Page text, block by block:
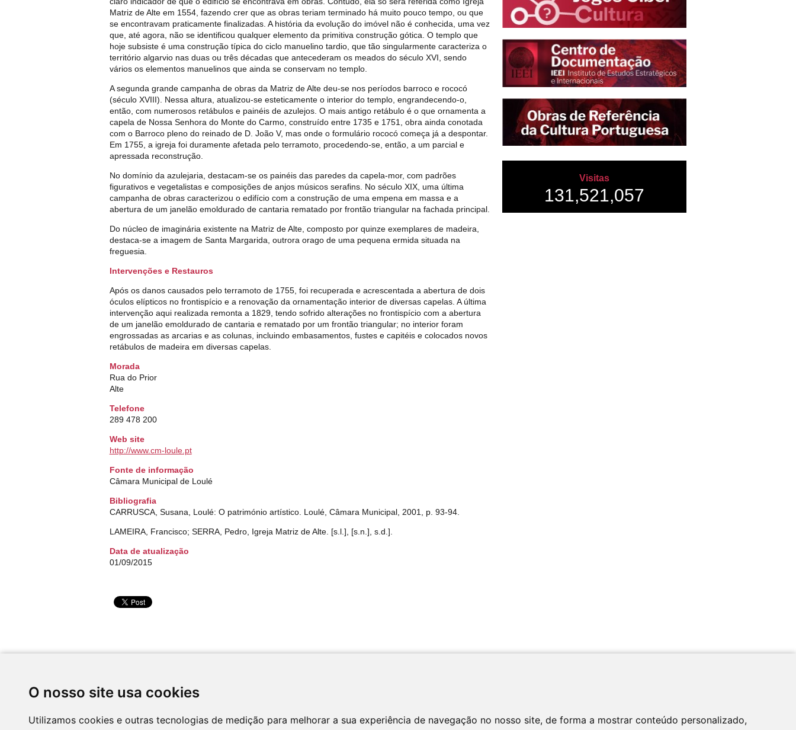
O nosso site usa cookies
Utilizamos cookies e outras tecnologias de medição para melhorar a sua experiência de navegação no nosso site, de forma a mostrar conteúdo personalizado,
Matriz de Alte em 1554, fazendo crer que as obras teriam terminado há muito pouco tempo, ou que
se encontravam praticamente finalizadas. A história da evolução do imóvel não é conhecida, uma vez
que, até agora, não se identificou qualquer elemento da primitiva construção gótica. O templo que
hoje subsiste é uma construção típica do ciclo manuelino tardio, que tão singularmente caracteriza o
território algarvio nas duas ou três décadas que antecederam os meados do século XVI, sendo
vários os elementos manuelinos que ainda se conservam no templo.
A segunda grande campanha de obras da Matriz de Alte deu-se nos períodos barroco e rococó
(século XVIII). Nessa altura, atualizou-se esteticamente o interior do templo, engrandecendo-o,
então, com numerosos retábulos e painéis de azulejos. O mais antigo retábulo é o que ornamenta a
capela de Nossa Senhora do Monte do Carmo, construído entre 1735 e 1751, obra ainda conotada
com o Barroco pleno do reinado de D. João V, mas onde o formulário rococó começa já a despontar.
Em 1755, a igreja foi duramente afetada pelo terramoto, procedendo-se, então, a um parcial e
apressada reconstrução.
No domínio da azulejaria, destacam-se os painéis das paredes da capela-mor, com padrões
figurativos e vegetalistas e composições de anjos músicos serafins. No século XIX, uma última
campanha de obras caracterizou o edifício com a construção de uma empena em massa e a
abertura de um janelão emoldurado de cantaria rematado por frontão triangular na fachada principal.
Do núcleo de imaginária existente na Matriz de Alte, composto por quinze exemplares de madeira,
destaca-se a imagem de Santa Margarida, outrora orago de uma pequena ermida situada na
freguesia.
Intervenções e Restauros
Após os danos causados pelo terramoto de 1755, foi recuperada e acrescentada a abertura de dois
óculos elípticos no frontispício e a renovação da ornamentação interior de diversas capelas. A última
intervenção aqui realizada remonta a 1829, tendo sofrido alterações no frontispício com a abertura
de um janelão emoldurado de cantaria e rematado por um frontão triangular; no interior foram
engrossadas as arcarias e as colunas, incluindo embasamentos, fustes e capitéis e colocados novos
retábulos de madeira em diversas capelas.
Morada
Rua do Prior
Alte
Telefone
289 478 200
Web site
http://www.cm-loule.pt
Fonte de informação
Câmara Municipal de Loulé
Bibliografia
CARRUSCA, Susana, Loulé: O património artístico. Loulé, Câmara Municipal, 2001, p. 93-94.
LAMEIRA, Francisco; SERRA, Pedro, Igreja Matriz de Alte. [s.l.], [s.n.], s.d.].
Data de atualização
01/09/2015
Visitas
131,521,057